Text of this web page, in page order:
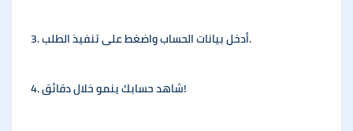
3. أدخل بيانات الحساب واضغط على تنفيذ الطلب.
4. شاهد حسابك ينمو خلال دقائق!